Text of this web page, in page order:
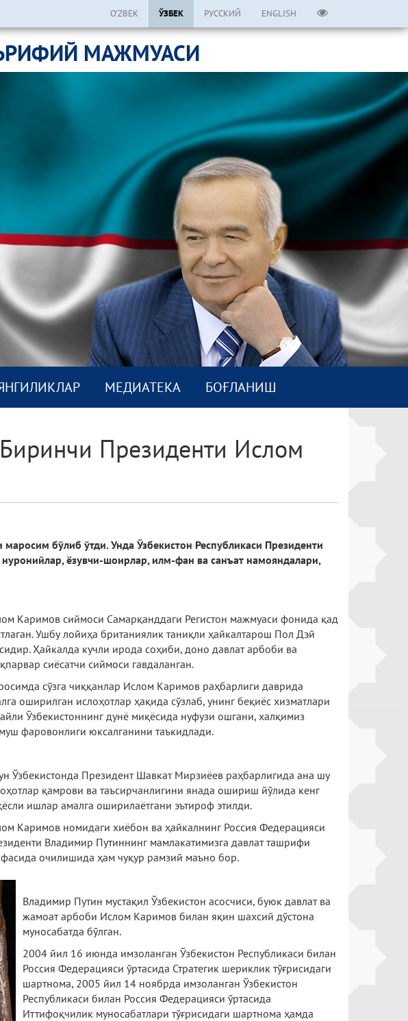
O’ZBEK ЎЗБЕК РУССКИЙ ENGLISH
МАЖМУАСИ
МEДИАТEКА БОҒЛАНИШ
Президенти Ислом
бўлиб ўтди. Унда Ўзбекистон Республикаси Президенти
ёзувчи-шоирлар, илм-фан ва санъат намояндалари,
Каримов сиймоси Самарқанддаги Регистон мажмуаси фонида қад
Ушбу лойиҳа британиялик таниқли ҳайкалтарош Пол Дэй
Ҳайкалда кучли ирода соҳиби, доно давлат арбоби ва
сиёсатчи сиймоси гавдаланган.
сўзга чиққанлар Ислом Каримов раҳбарлиги даврида
оширилган ислоҳотлар ҳақида сўзлаб, унинг беқиёс хизматлари
Ўзбекистоннинг дунё миқёсида нуфузи ошгани, халқимиз
фаровонлиги юксалганини таъкидлади.
Ўзбекистонда Президент Шавкат Мирзиёев раҳбарлигида ана шу
қамрови ва таъсирчанлигини янада ошириш йўлида кенг
ишлар амалга оширилаётгани эътироф этилди.
Каримов номидаги хиёбон ва ҳайкалнинг Россия Федерацияси
Владимир Путиннинг мамлакатимизга давлат ташрифи
очилишида ҳам чуқур рамзий маъно бор.
Владимир Путин мустақил Ўзбекистон асосчиси, буюк давлат ва
жамоат арбоби Ислом Каримов билан яқин шахсий дўстона
муносабатда бўлган.
2004 йил 16 июнда имзоланган Ўзбекистон Республикаси билан
Россия Федерацияси ўртасида Стратегик шериклик тўғрисидаги
шартнома, 2005 йил 14 ноябрда имзоланган Ўзбекистон
Республикаси билан Россия Федерацияси ўртасида
Иттифоқчилик муносабатлари тўғрисидаги шартнома ҳамда